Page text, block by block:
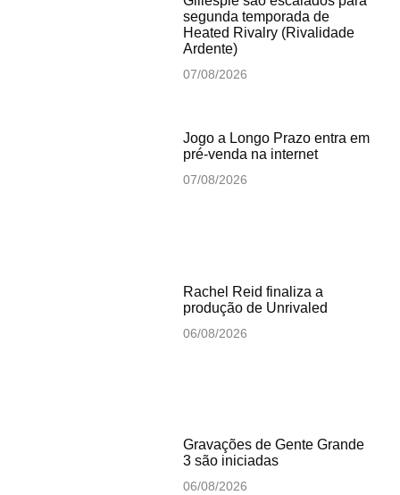
segunda temporada de
Heated Rivalry (Rivalidade
Ardente)
07/08/2026
Jogo a Longo Prazo entra em
pré-venda na internet
07/08/2026
Rachel Reid finaliza a
produção de Unrivaled
06/08/2026
Gravações de Gente Grande
3 são iniciadas
06/08/2026